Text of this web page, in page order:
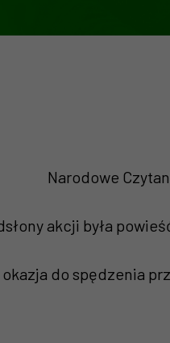
Narodowe
akcji była
okazja do spędzenia